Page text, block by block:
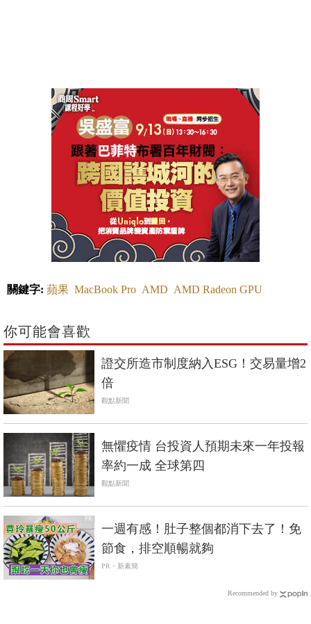
關鍵字: 蘋果 MacBook Pro AMD AMD Radeon GPU
你可能會喜歡
證交所造市制度納入ESG！交易量增2
倍
觀點新聞
無懼疫情 台投資人預期未來一年投報
率約一成 全球第四
觀點新聞
PR
一週有感！肚子整個都消下去了！免
節食，排空順暢就夠
PR・新素簡
Recommended by